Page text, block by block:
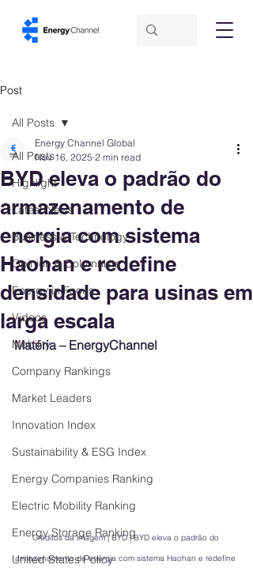
Post
All Posts
Highlight
Latest News
Business & Technology
Opinion & Columnists
Energy in Focus
Videos
Mobility
Company Rankings
Market Leaders
Innovation Index
Sustainability & ESG Index
Energy Companies Ranking
Electric Mobility Ranking
Energy Storage Ranking
United States Policy
All Posts
BYD eleva o padrão do
armazenamento de
energia com sistema
Haohan e redefine
densidade para usinas em
larga escala
Energy Channel Global
Nov 16, 2025 2 min read
Matéria – EnergyChannel
Créditos da imagem | BYD | BYD eleva o padrão do
armazenamento de energia com sistema Haohan e redefine